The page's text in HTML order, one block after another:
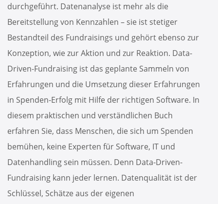
durchgeführt. Datenanalyse ist mehr als die
Bereitstellung von Kennzahlen – sie ist stetiger
Bestandteil des Fundraisings und gehört ebenso zur
Konzeption, wie zur Aktion und zur Reaktion. Data-
Driven-Fundraising ist das geplante Sammeln von
Erfahrungen und die Umsetzung dieser Erfahrungen
in Spenden-Erfolg mit Hilfe der richtigen Software. In
diesem praktischen und verständlichen Buch
erfahren Sie, dass Menschen, die sich um Spenden
bemühen, keine Experten für Software, IT und
Datenhandling sein müssen. Denn Data-Driven-
Fundraising kann jeder lernen. Datenqualität ist der
Schlüssel, Schätze aus der eigenen